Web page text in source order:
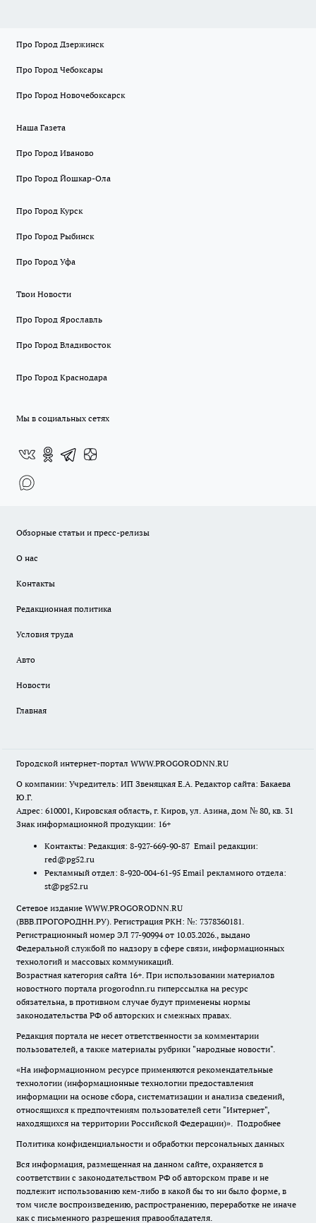
Про Город Дзержинск
Про Город Чебоксары
Про Город Новочебоксарск
Наша Газета
Про Город Иваново
Про Город Йошкар-Ола
Про Город Курск
Про Город Рыбинск
Про Город Уфа
Твои Новости
Про Город Ярославль
Про Город Владивосток
Про Город Краснодара
Мы в социальных сетях
Обзорные статьи и пресс-релизы
О нас
Контакты
Редакционная политика
Условия труда
Авто
Новости
Главная
Городской интернет-портал WWW.PROGORODNN.RU
О компании: Учредитель: ИП Звеняцкая Е.А. Редактор сайта: Бакаева
Ю.Г.
Адрес: 610001, Кировская область, г. Киров, ул. Азина, дом № 80, кв. 31
Знак информационной продукции: 16+
Контакты: Редакция: 8-927-669-90-87 Email редакции:
red@pg52.ru
Рекламный отдел: 8-920-004-61-95 Email рекламного отдела:
st@pg52.ru
Сетевое издание WWW.PROGORODNN.RU
(ВВВ.ПРОГОРОДНН.РУ). Регистрация РКН: №: 7378360181.
Регистрационный номер ЭЛ 77-90994 от 10.03.2026., выдано
Федеральной службой по надзору в сфере связи, информационных
технологий и массовых коммуникаций.
Возрастная категория сайта 16+. При использовании материалов
новостного портала progorodnn.ru гиперссылка на ресурс
обязательна, в противном случае будут применены нормы
законодательства РФ об авторских и смежных правах.
Редакция портала не несет ответственности за комментарии
пользователей, а также материалы рубрики "народные новости".
«На информационном ресурсе применяются рекомендательные
технологии (информационные технологии предоставления
информации на основе сбора, систематизации и анализа сведений,
относящихся к предпочтениям пользователей сети "Интернет",
находящихся на территории Российской Федерации)». Подробнее
Политика конфиденциальности и обработки персональных данных
Вся информация, размещенная на данном сайте, охраняется в
соответствии с законодательством РФ об авторском праве и не
подлежит использованию кем-либо в какой бы то ни было форме, в
том числе воспроизведению, распространению, переработке не иначе
как с письменного разрешения правообладателя.